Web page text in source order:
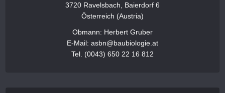
3720 Ravelsbach, Baierdorf 6
Österreich (Austria)
Obmann: Herbert Gruber
E-Mail: asbn@baubiologie.at
Tel. (0043) 650 22 16 812